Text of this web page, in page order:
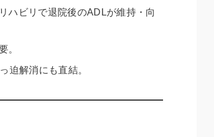
ハビリで退院後のADLが維持・向
。
迫解消にも直結。